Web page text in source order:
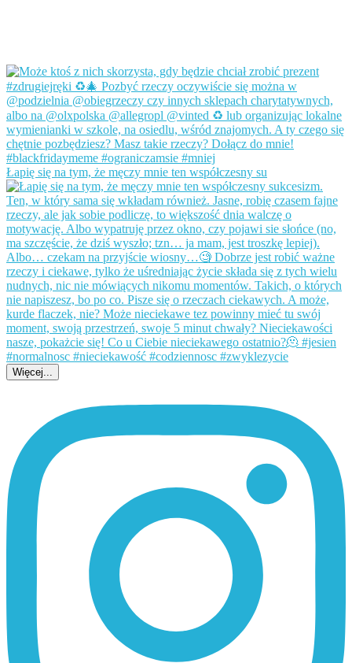
Łapię się na tym, że męczy mnie ten współczesny su
Więcej...